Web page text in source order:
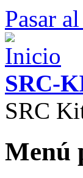
Pasar
SRC-
SRC
Menú